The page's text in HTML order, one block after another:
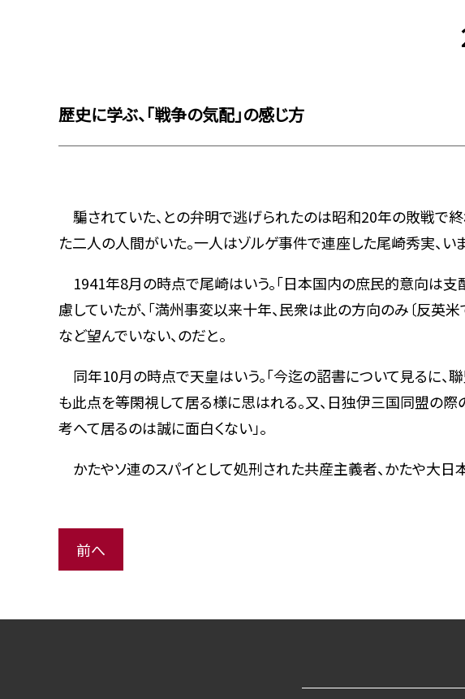
歴史に学ぶ、「戦争の気配」の感じ方
騙されていた、との弁明で逃げられたのは昭和20年の敗戦で
た二人の人間がいた。一人はゾルゲ事件で連座した尾崎秀実、い
1941年8月の時点で尾崎はいう。「日本国内の庶民的意向は
慮していたが、「満州事変以来十年、民衆は此の方向のみ〔反英
など望んでいない、のだと。
同年10月の時点で天皇はいう。「今迄の詔書について見るに
も此点を等閑視して居る様に思はれる。又、日独伊三国同盟の
考へて居るのは誠に面白くない」。
かたやソ連のスパイとして処刑された共産主義者、かたや大
前へ